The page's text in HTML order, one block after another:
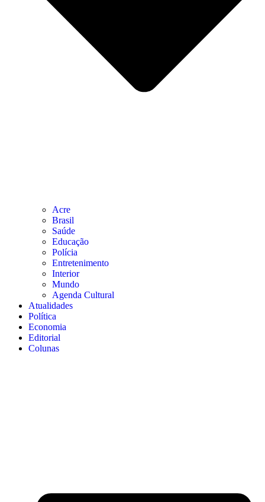
Acre
Brasil
Saúde
Educação
Polícia
Entretenimento
Interior
Mundo
Agenda Cultural
Atualidades
Política
Economia
Editorial
Colunas